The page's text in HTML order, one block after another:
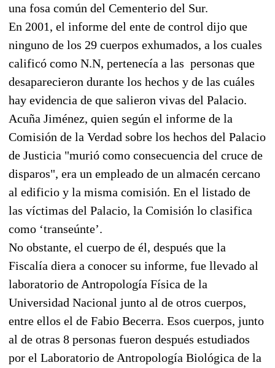
una fosa común del Cementerio del Sur.
En 2001, el informe del ente de control dijo que
ninguno de los 29 cuerpos exhumados, a los cuales
calificó como N.N, pertenecía a las personas que
desaparecieron durante los hechos y de las cuáles
hay evidencia de que salieron vivas del Palacio.
Acuña Jiménez, quien según el informe de la
Comisión de la Verdad sobre los hechos del Palacio
de Justicia "murió como consecuencia del cruce de
disparos", era un empleado de un almacén cercano
al edificio y la misma comisión. En el listado de
las víctimas del Palacio, la Comisión lo clasifica
como ‘transeúnte’.
No obstante, el cuerpo de él, después que la
Fiscalía diera a conocer su informe, fue llevado al
laboratorio de Antropología Física de la
Universidad Nacional junto al de otros cuerpos,
entre ellos el de Fabio Becerra. Esos cuerpos, junto
al de otras 8 personas fueron después estudiados
por el Laboratorio de Antropología Biológica de la